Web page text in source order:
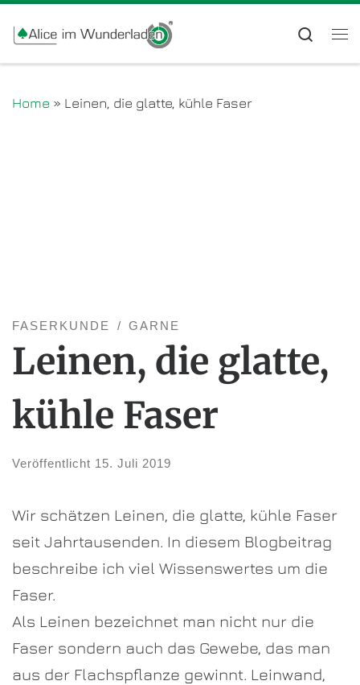
Zum Inhalt springen
Home » Leinen, die glatte, kühle Faser
FASERKUNDE GARNE
Leinen, die glatte,
kühle Faser
Veröffentlicht 15. Juli 2019
Wir schätzen Leinen, die glatte, kühle Faser
seit Jahrtausenden. In diesem Blogbeitrag
beschreibe ich viel Wissenswertes um die
Faser.
Als Leinen bezeichnet man nicht nur die
Faser sondern auch das Gewebe, das man
aus der Flachspflanze gewinnt. Leinwand,